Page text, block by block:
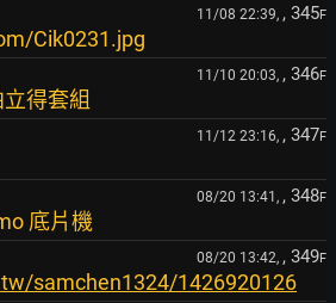
11/08 22:39, , 345F
Cik0231.jpg
11/10 20:03, , 346F
得套組
11/12 23:16, , 347F
08/20 13:41, , 348F
底片機
08/20 13:42, , 349F
samchen1324/1426920126